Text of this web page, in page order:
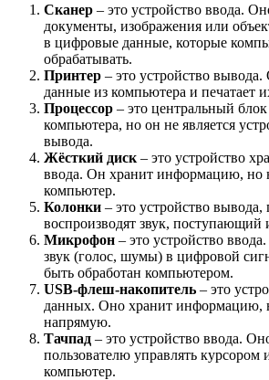
Сканер – это устройство ввода.
документы, изображения или
в цифровые данные, которые
обрабатывать.
Принтер – это устройство
данные из компьютера и печатает
Процессор – это центральный
компьютера, но он не является
вывода.
Жёсткий диск – это устройство
ввода. Он хранит информацию, но
компьютер.
Колонки – это устройство
воспроизводят звук, поступающий
Микрофон – это устройство
звук (голос, шумы) в цифровой
быть обработан компьютером.
USB-флеш-накопитель – это
данных. Оно хранит информацию,
напрямую.
Тачпад – это устройство ввода.
пользователю управлять курсором
компьютер.